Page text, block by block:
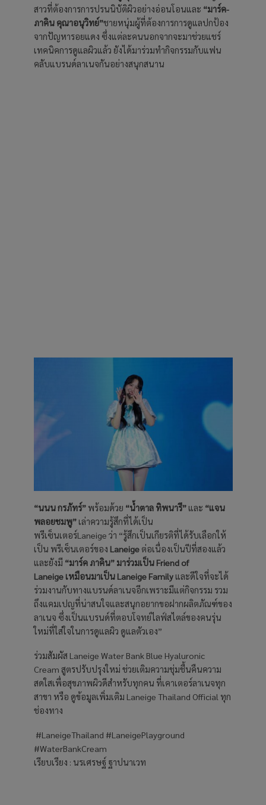
สาวที่ต้องการการปรนนิบัติผิวอย่างอ่อนโอนและ “มาร์ค-
ภาคิน คุณาอนุวิทย์”ชายหนุ่มผู้ที่ต้องการการดูแลปกป้อง
จากปัญหารอยแดง ซึ่งแต่ละคนนอกจากจะมาช่วยแชร์
เทคนิคการดูแลผิวแล้ว ยังได้มาร่วมทำกิจกรรมกับแฟน
คลับแบรนด์ลาเนจกันอย่างสนุกสนาน
“นนน กรภัทร์” พร้อมด้วย “น้ำตาล ทิพนารี” และ “แจน
พลอยชมพู” เล่าความรู้สึกที่ได้เป็น
พรีเซ็นเตอร์Laneige ว่า “รู้สึกเป็นเกียรติที่ได้รับเลือกให้
เป็น พรีเซ็นเตอร์ของ Laneigeต่อเนื่องเป็นปีที่สองแล้ว
และยังมี “มาร์ค ภาคิน” มาร่วมเป็น Friend of
Laneige เหมือนมาเป็น Laneige Familyและดีใจที่จะได้
ร่วมงานกับทางแบรนด์ลาเนจอีกเพราะมีแต่กิจกรรม รวม
ถึงแคมเปญที่น่าสนใจและสนุกอยากขอฝากผลิตภัณฑ์ของ
ลาเนจ ซึ่งเป็นแบรนด์ที่ตอบโจทย์ไลฟ์สไตล์ของคนรุ่น
ใหม่ที่ใส่ใจในการดูแลผิว ดูแลตัวเอง”
ร่วมสัมผัส Laneige Water Bank Blue Hyaluronic
Cream สูตรปรับปรุงใหม่ ช่วยเติมความชุ่มชื้นคืนความ
สดใสเพื่อสุขภาพผิวดีสำหรับทุกคน ที่เคาเตอร์ลาเนจทุก
สาขา หรือ ดูข้อมูลเพิ่มเติม Laneige Thailand Official ทุก
ช่องทาง
#LaneigeThailand #LaneigePlayground
#WaterBankCream
เรียบเรียง : นรเศรษฐ์ ฐาปนาเวท